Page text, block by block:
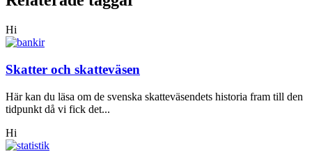
Hi
Skatter och skatteväsen
Här kan du läsa om de svenska skatteväsendets historia fram till den
tidpunkt då vi fick det...
Hi